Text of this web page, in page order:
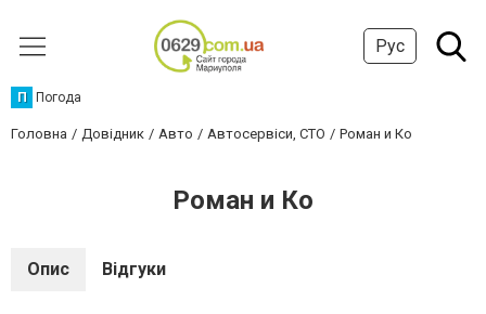
Рус
П Погода
Головна Довідник Авто Автосервіси, СТО Роман и Ко
Роман и Ко
Опис Відгуки